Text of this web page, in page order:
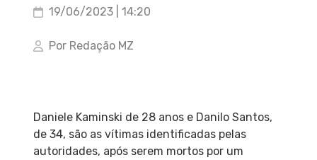
19/06/2023 | 14:20
Por Redação MZ
Daniele Kaminski de 28 anos e Danilo Santos,
de 34, são as vítimas identificadas pelas
autoridades, após serem mortos por um